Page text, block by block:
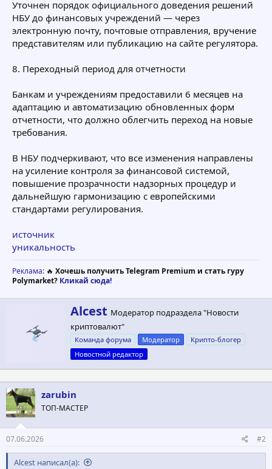
Уточнен порядок официального доведения решений
НБУ до финансовых учреждений — через
электронную почту, почтовые отправления, вручение
представителям или публикацию на сайте регулятора.
8. Переходный период для отчетности
Банкам и учреждениям предоставили 6 месяцев на
адаптацию и автоматизацию обновленных форм
отчетности, что должно облегчить переход на новые
требования.
В НБУ подчеркивают, что все изменения направлены
на усиление контроля за финансовой системой,
повышение прозрачности надзорных процедур и
дальнейшую гармонизацию с европейскими
стандартами регулирования.
источник
уникальность
Реклама: 🔥 Хочешь получить Telegram Premium и стать гуру
Polymarket? Кликай сюда!
А
в
т
р
Alcest Модератор подраздела "Новости
криптовалют"
Команда форума Модератор
Крипто-блогер
Новостной редактор
zarubin
ТОП-МАСТЕР
07.06.2026 #2
Alcest написал(а):